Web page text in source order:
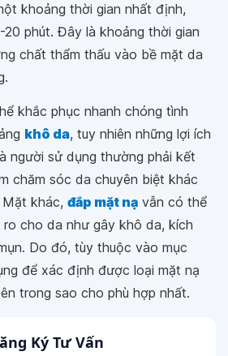
khoảng thời gian nhất định,
phút. Đây là khoảng thời gian
chất thẩm thấu vào bề mặt da
khắc phục nhanh chóng tình
khô da, tuy nhiên những lợi ích
người sử dụng thường phải kết
chăm sóc da chuyên biệt khác
khác, đắp mặt nạ vẫn có thể
cho da như gây khô da, kích
Do đó, tùy thuộc vào mục
để xác định được loại mặt nạ
trong sao cho phù hợp nhất.
Ký Tư Vấn